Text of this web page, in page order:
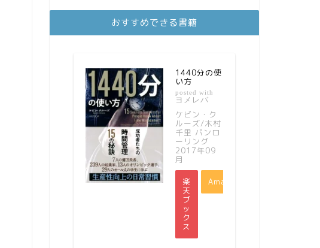
おすすめできる書籍
1440分の使
い方
posted with
ヨメレバ
ケビン・ク
ルーズ/木村
千里 パンロ
ーリング
2017年09
月
楽
天
ブ
ッ
ク
ス
Amazon